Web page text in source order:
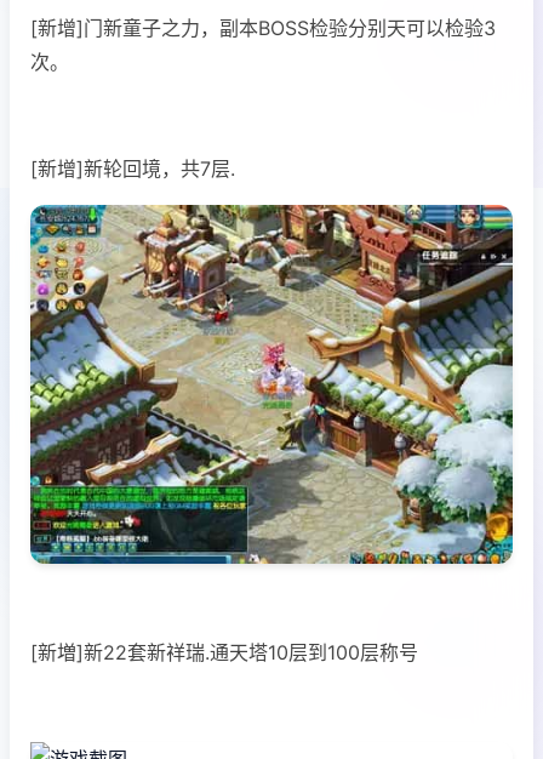
[新增]门新童子之力，副本BOSS检验分别天可以检验3
次。
[新增]新轮回境，共7层.
[新増]新22套新祥瑞.通天塔10层到100层称号